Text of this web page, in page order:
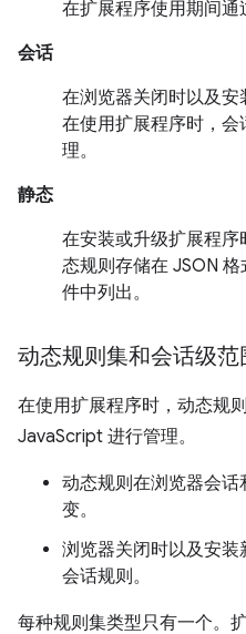
在扩展程序使用期间通
会话
在浏览器关闭时以及安
在使用扩展程序时，
理。
静态
在安装或升级扩展程
态规则存储在 JSON
件中列出。
动态规则集和会话级范
在使用扩展程序时，动态规
JavaScript 进行管理。
动态规则在浏览器会
变。
浏览器关闭时以及安
会话规则。
每种规则集类型只有一个。